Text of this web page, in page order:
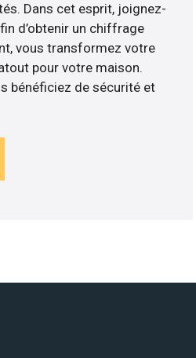
Dans cet esprit, joignez-
d’obtenir un chiffrage
vous transformez votre
pour votre maison.
bénéficiez de sécurité et